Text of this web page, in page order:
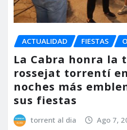
ACTUALIDAD FIESTAS
La Cabra honra la
rossejat torrentí
noches más
sus fiestas
torrent al dia Ago 7,